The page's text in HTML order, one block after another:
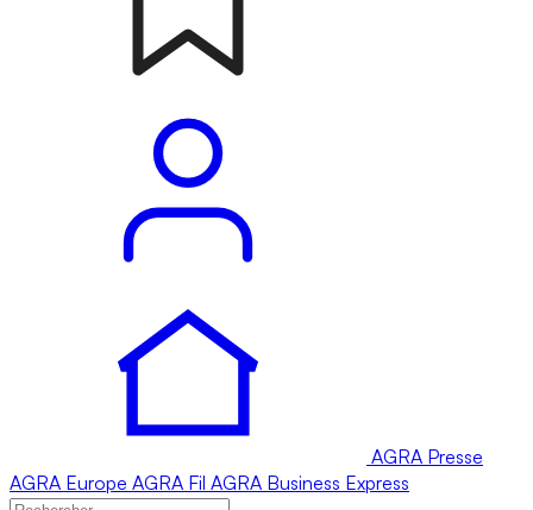
AGRA Presse
AGRA Europe AGRA Fil AGRA Business Express